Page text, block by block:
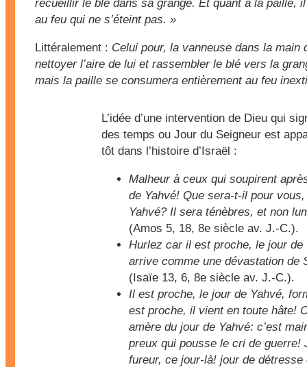
recueillir le blé dans sa grange. Et quant à la paille,
au feu qui ne s’éteint pas. »
Littéralement : Celui pour, la vanneuse dans la main
nettoyer l’aire de lui et rassembler le blé vers la
mais la paille se consumera entièrement au feu
L’idée d’une intervention de Dieu qui
des temps ou Jour du Seigneur est
tôt dans l’histoire d’Israël :
Malheur à ceux qui soupirent
de Yahvé! Que sera-t-il pour
Yahvé? Il sera ténèbres, et non
(Amos 5, 18, 8e siècle av. J.-C.).
Hurlez car il est proche, le jour de
arrive comme une dévastation de
(Isaïe 13, 6, 8e siècle av. J.-C.).
Il est proche, le jour de Yahvé,
est proche, il vient en toute hâte!
amère du jour de Yahvé: c’est
preux qui pousse le cri de guerre!
fureur, ce jour-là! jour de détresse